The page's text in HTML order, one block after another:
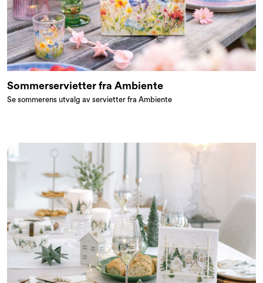
Sommerservietter fra Ambiente
Se sommerens utvalg av servietter fra Ambiente